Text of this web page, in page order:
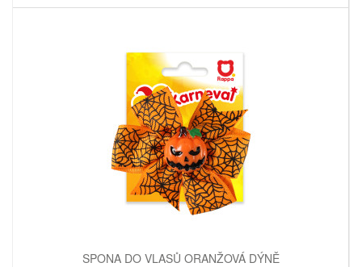
SPONA DO VLASŮ ORANŽOVÁ DÝNĚ